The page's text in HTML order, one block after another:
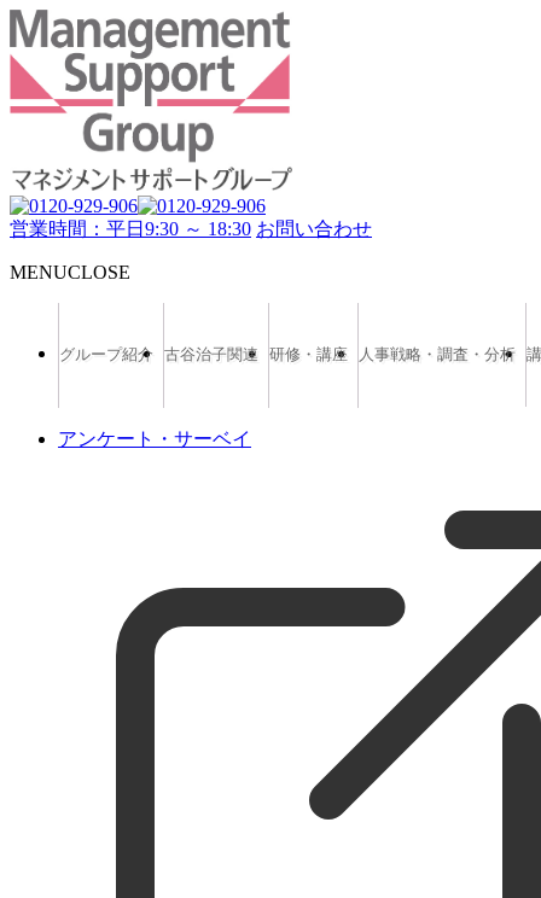
営業時間：平日9:30 ～ 18:30 お問い合わせ
MENUCLOSE
グループ紹介 古谷治子関連 研修・講座 人事戦略・調査・分析
アンケート・サーベイ